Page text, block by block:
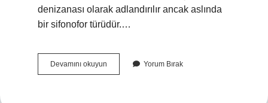
denizanası olarak adlandırılır ancak aslında
bir sifonofor türüdür.…
Devamını okuyun Sifonofor
Kaç
Yorum Bırak